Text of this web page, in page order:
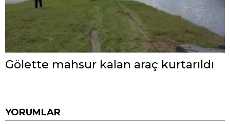
Gölette mahsur kalan araç kurtarıldı
YORUMLAR